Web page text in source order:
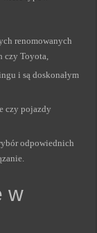
renomowanych
czy Toyota,
i są doskonałym
czy pojazdy
odpowiednich
w